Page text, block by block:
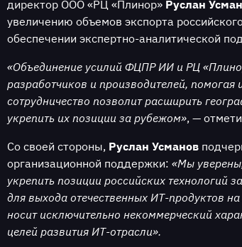
директор ООО «РЦ «Плинор» Руслан
увеличению объемов экспорта
обеспечении экспертно-аналитической
«Объединение усилий ФЦПР ИИ и РЦ
разработчиков и производителей,
сотрудничество позволит расширить
укрепить их позиции за рубежом», —
Со своей стороны, Руслан Усманов
организационной поддержки: «Мы
укрепить позиции российских технологий
для выхода отечественных ИТ-продуктов
носит исключительно некоммерческий
целей развития ИТ-отрасли».